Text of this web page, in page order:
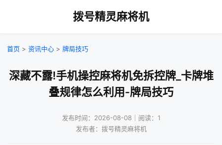
拨号精灵麻将机
首页 > 资讯中心 > 牌局技巧
深藏不露!手机操控麻将机免拆控牌_卡牌堆
叠规律怎么利用-牌局技巧
发布时间：2026-08-08｜阅读：1
发布者：拨号精灵麻将机